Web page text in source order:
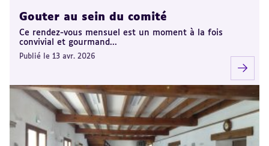
Gouter au sein du comité
Ce rendez-vous mensuel est un moment à la fois
convivial et gourmand...
Publié le 13 avr. 2026